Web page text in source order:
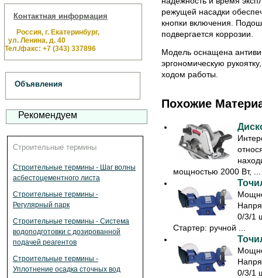
Контактная информация
Россия, г. Екатеринбург,
ул. Ленина, д. 40
Тел./факс: +7 (343) 337896
Объявления
Рекомендуем
Строительные термины
Строительные термины - Шаг волны
асбестоцементного листа
Строительные термины -
Регулярный парк
Строительные термины - Система
водоподготовки с дозированной
подачей реагентов
Строительные термины -
Уплотнение осадка сточных вод
режущей насадки
кнопки включения.
подвергается коррозии.
Модель оснащена
эргономическую
ходом работы.
Похожие
мощностью 2000 Вт, ...
0/3/1
Стартер: ручной ...
0/3/1